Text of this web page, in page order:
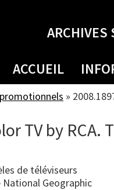
ARCHIVES
ACCUEIL
»
TV by RCA.
de téléviseurs
Geographic